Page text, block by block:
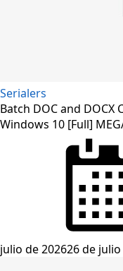
Serialers
Batch DOC and
Windows 10 [Full]
julio de 202626 de